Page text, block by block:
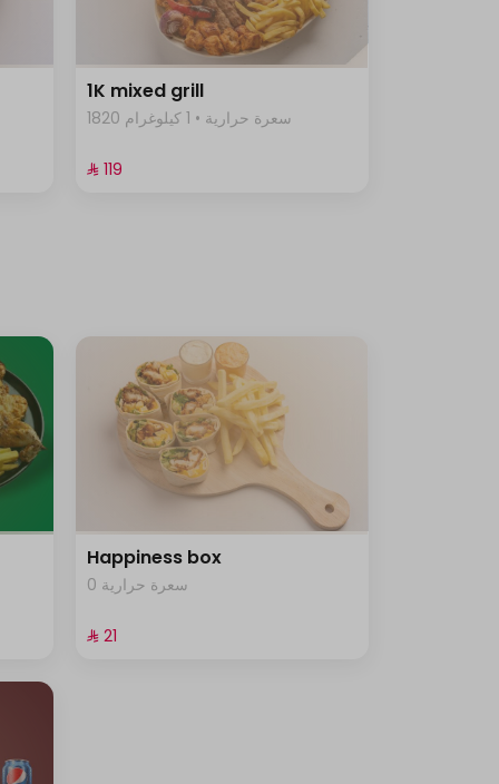
1K mixed grill
1820 سعرة حرارية • 1 كيلوغرام
⁨⁦‪‬ 119⁩
Happiness box
0 سعرة حرارية
⁨⁦‪‬ 21⁩